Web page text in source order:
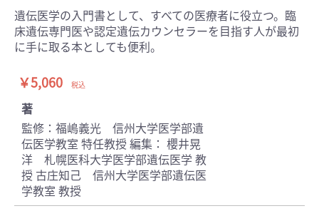
遺伝医学の入門書として、すべての医療者に役立つ。臨
床遺伝専門医や認定遺伝カウンセラーを目指す人が最初
に手に取る本としても便利。
￥5,060 税込
著
監修：福嶋義光 信州大学医学部遺
伝医学教室 特任教授 編集： 櫻井晃
洋 札幌医科大学医学部遺伝医学 教
授 古庄知己 信州大学医学部遺伝医
学教室 教授